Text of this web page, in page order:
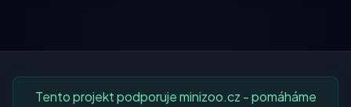
Tento projekt podporuje minizoo.cz - pomáháme